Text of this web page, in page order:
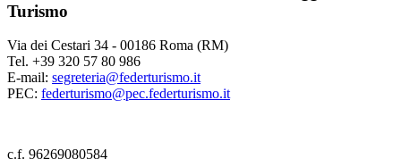
Turismo
Via dei Cestari 34 - 00186 Roma (RM)
Tel. +39 320 57 80 986
E-mail: segreteria@federturismo.it
PEC: federturismo@pec.federturismo.it
c.f. 96269080584